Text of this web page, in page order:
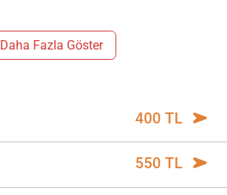
Daha Fazla Göster
400 TL
550 TL